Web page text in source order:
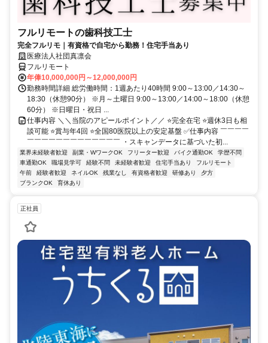
フルリモートの歯科技工士
完全フルリモ｜有資格で自宅から勤務！住宅手当あり
医療法人社団真凛会
フルリモート
年俸10,000,000円～12,000,000円
勤務時間詳細 総労働時間：1週あたり40時間 9:00～13:00／14:30～
18:30（休憩90分） ※月～土曜日 9:00～13:00／14:00～18:00（休憩
60分） ※日曜日・祝日 ...
仕事内容 ＼＼当院のアピールポイント／／ ⭐完全在宅 ⭐週休3日も相
談可能 ⭐賞与年4回 ⭐全国80医院以上の安定基盤 ✅仕事内容 ￣￣￣￣
￣￣￣￣￣￣￣￣￣￣￣￣￣ ・スキャンデータに基づいた初...
業界未経験者歓迎 副業・WワークOK フリーター歓迎 バイク通勤OK
学歴不問
車通勤OK
職場見学可 経験不問 未経験者歓迎 住宅手当あり
フルリモート
午前
経験者歓迎 ネイルOK 残業なし 有資格者歓迎 研修あり
夕方
ブランクOK
育休あり
正社員